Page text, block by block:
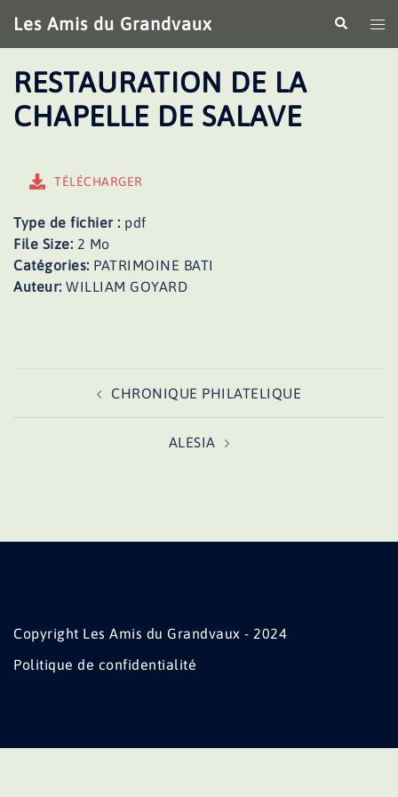
au
contenu
Les Amis du Grandvaux
le
RESTAURATION DE LA
CHAPELLE DE SALAVE
TÉLÉCHARGER
Type de fichier : pdf
File Size: 2 Mo
Catégories: PATRIMOINE BATI
Auteur: WILLIAM GOYARD
CHRONIQUE PHILATELIQUE
ALESIA
Copyright Les Amis du Grandvaux - 2024
Politique de confidentialité